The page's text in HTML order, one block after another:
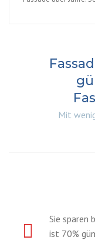
Mit
Sie sparen
ist 70%